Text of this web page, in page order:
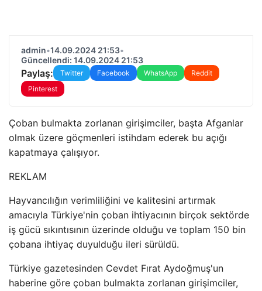
admin•14.09.2024 21:53•
Güncellendi: 14.09.2024 21:53
Paylaş: Twitter Facebook WhatsApp
Reddit
Pinterest
Çoban bulmakta zorlanan girişimciler, başta Afganlar
olmak üzere göçmenleri istihdam ederek bu açığı
kapatmaya çalışıyor.
REKLAM
Hayvancılığın verimliliğini ve kalitesini artırmak
amacıyla Türkiye'nin çoban ihtiyacının birçok sektörde
iş gücü sıkıntısının üzerinde olduğu ve toplam 150 bin
çobana ihtiyaç duyulduğu ileri sürüldü.
Türkiye gazetesinden Cevdet Fırat Aydoğmuş'un
haberine göre çoban bulmakta zorlanan girişimciler,